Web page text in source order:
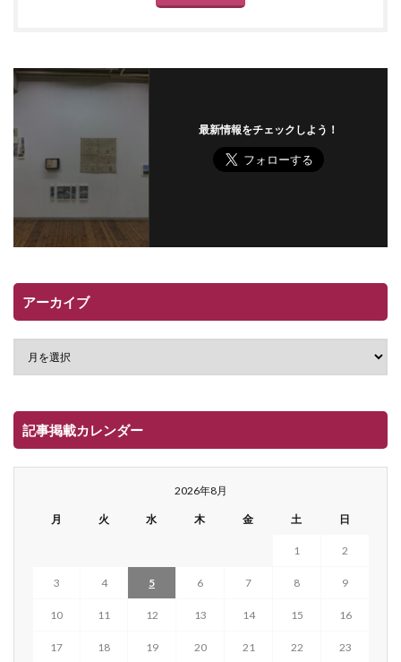
最新情報をチェックしよう！
アーカイブ
記事掲載カレンダー
2026年8月
月 火 水 木 金 土 日
1 2
3 4 5 6 7 8 9
10 11 12 13 14 15 16
17 18 19 20 21 22 23